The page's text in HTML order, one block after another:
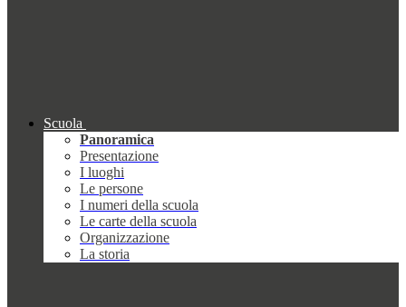
Scuola
Panoramica
Presentazione
I luoghi
Le persone
I numeri della scuola
Le carte della scuola
Organizzazione
La storia